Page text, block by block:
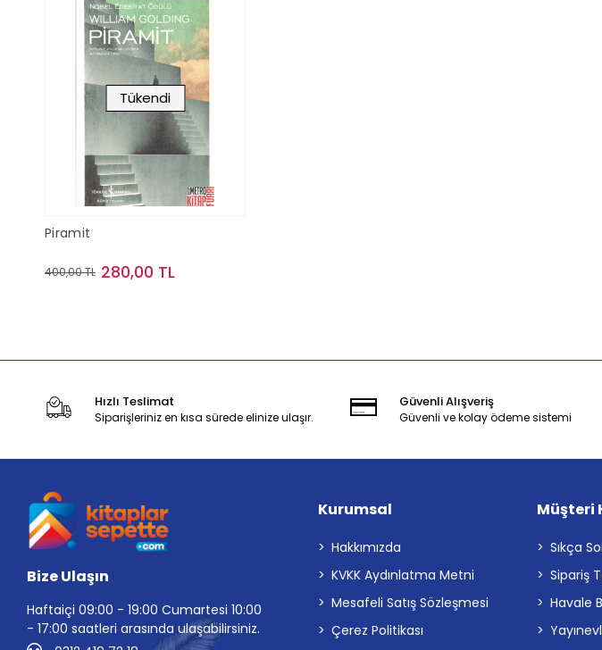
Tükendi
Piramit
400,00 TL 280,00 TL
Hızlı Teslimat
Siparişleriniz en kısa sürede elinize ulaşır.
Güvenli Alışveriş
Güvenli ve kolay ödeme sistemi
Bize Ulaşın
Haftaiçi 09:00 - 19:00 Cumartesi 10:00
- 17:00 saatleri arasında ulaşabilirsiniz.
Kurumsal
Hakkımızda
KVKK Aydınlatma Metni
Mesafeli Satış Sözleşmesi
Çerez Politikası
Müşteri
Sıkça
Sipariş
Havale